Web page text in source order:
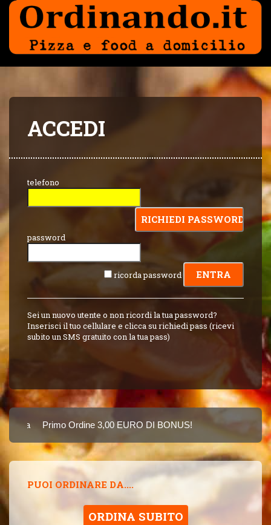
ACCEDI
telefono
password
ricorda password
Sei un nuovo utente o non ricordi la tua password?
Inserisci il tuo cellulare e clicca su richiedi pass (ricevi
subito un SMS gratuito con la tua pass)
Primo Ordine 3,00 EURO DI BONUS!
8 PUNTI 3,00
PUOI ORDINARE DA....
ORDINA SUBITO